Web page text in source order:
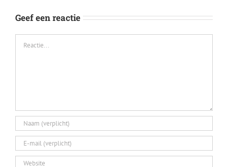
Geef een reactie